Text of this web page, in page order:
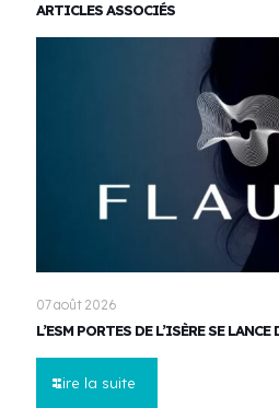
ARTICLES ASSOCIÉS
07 août 2026
L’ESM PORTES DE L’ISÈRE SE LANCE
Lire la suite